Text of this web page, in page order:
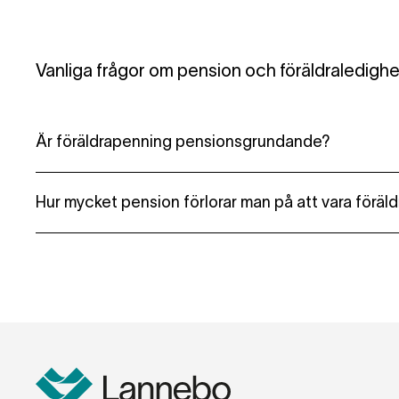
Vanliga frågor om pension och
Är föräldrapenning pensionsgrundande?
Ja, dina inkomster från föräldrapenningen är
Hur mycket pension förlorar man på att vara